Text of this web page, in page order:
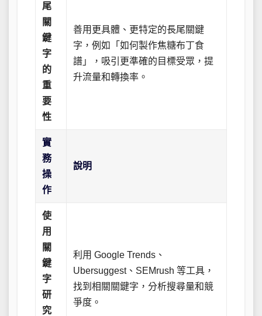
尾
關
鍵
字
的
重
要
性
善用更具體、更特定的長尾關鍵
字，例如「如何製作焦糖布丁食
譜」，吸引更準確的目標受眾，提
升流量和轉換率。
實
務
操
作
說明
使
用
關
鍵
字
研
究
利用 Google Trends、
Ubersuggest、SEMrush 等工具，
找到相關關鍵字，分析搜尋量和競
爭度。